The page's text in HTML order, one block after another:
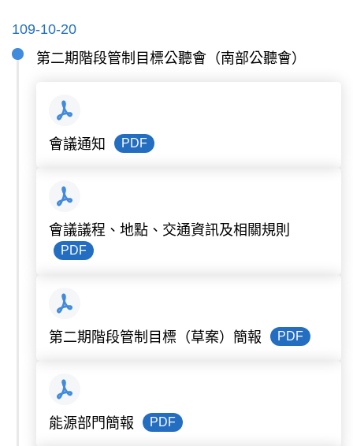
109-10-20
第二期階段管制目標公聽會（南部公聽會）
會議通知 PDF
會議議程、地點、交通資訊及相關規則
PDF
第二期階段管制目標（草案）簡報 PDF
能源部門簡報 PDF